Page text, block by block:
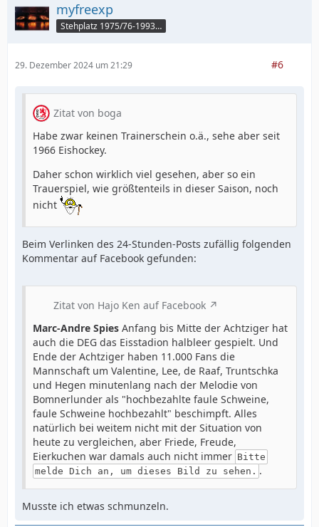
myfreexp
Stehplatz 1975/76-1993/94
29. Dezember 2024 um 21:29 #6
Zitat von boga
Habe zwar keinen Trainerschein o.ä., sehe aber seit
1966 Eishockey.
Daher schon wirklich viel gesehen, aber so ein
Trauerspiel, wie größtenteils in dieser Saison, noch
nicht
Beim Verlinken des 24-Stunden-Posts zufällig folgenden
Kommentar auf Facebook gefunden:
Zitat von Hajo Ken auf Facebook
Marc-Andre Spies Anfang bis Mitte der Achtziger hat
auch die DEG das Eisstadion halbleer gespielt. Und
Ende der Achtziger haben 11.000 Fans die
Mannschaft um Valentine, Lee, de Raaf, Truntschka
und Hegen minutenlang nach der Melodie von
Bomnerlunder als "hochbezahlte faule Schweine,
faule Schweine hochbezahlt" beschimpft. Alles
natürlich bei weitem nicht mit der Situation von
heute zu vergleichen, aber Friede, Freude,
Eierkuchen war damals auch nicht immer Bitte
melde Dich an, um dieses Bild zu sehen. .
Musste ich etwas schmunzeln.